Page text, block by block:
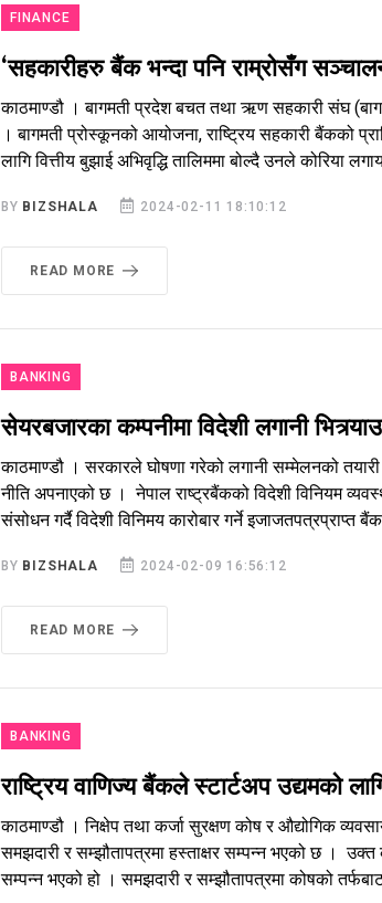
FINANCE
‘सहकारीहरु बैंक भन्दा पनि राम्रोसँग
काठमाण्डौ । बागमती प्रदेश बचत तथा ऋण सहकारी संघ
। बागमती प्रोस्कूनको आयोजना, राष्ट्रिय सहकारी बैंकको
लागि वित्तीय बुझाई अभिवृद्धि तालिममा बोल्दै उनले कोरिया
BY BIZSHALA 2024-02-11 18:10:12
READ MORE
BANKING
सेयरबजारका कम्पनीमा विदेशी लगानी
काठमाण्डौ । सरकारले घोषणा गरेको लगानी सम्मेलनको
नीति अपनाएको छ । नेपाल राष्ट्रबैंकको विदेशी विनियम
संसोधन गर्दै विदेशी विनिमय कारोबार गर्ने इजाजतपत्रप्राप्त
BY BIZSHALA 2024-02-09 16:56:12
READ MORE
BANKING
राष्ट्रिय वाणिज्य बैंकले स्टार्टअप उद्यमको
काठमाण्डौ । निक्षेप तथा कर्जा सुरक्षण कोष र औद्योगिक
समझदारी र सम्झौतापत्रमा हस्ताक्षर सम्पन्न भएको छ । उक्त
सम्पन्न भएको हो । समझदारी र सम्झौतापत्रमा कोषको